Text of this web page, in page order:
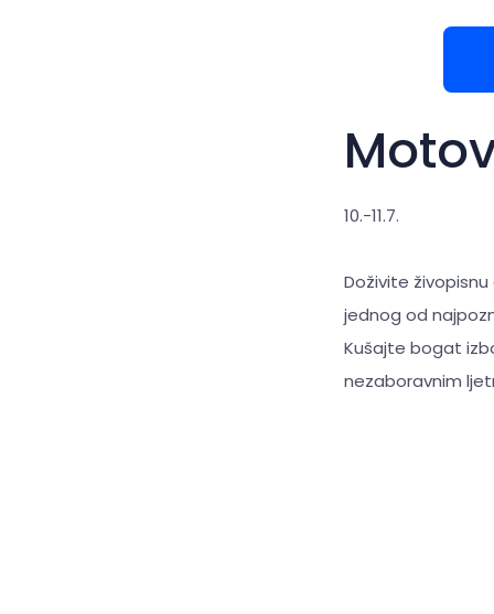
10.-11.7.
Doživite
jednog od
Kušajte bogat
nezaboravnim